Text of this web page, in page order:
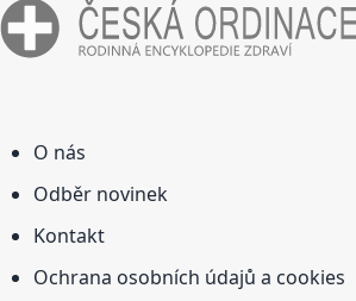
O nás
Odběr novinek
Kontakt
Ochrana osobních údajů a cookies